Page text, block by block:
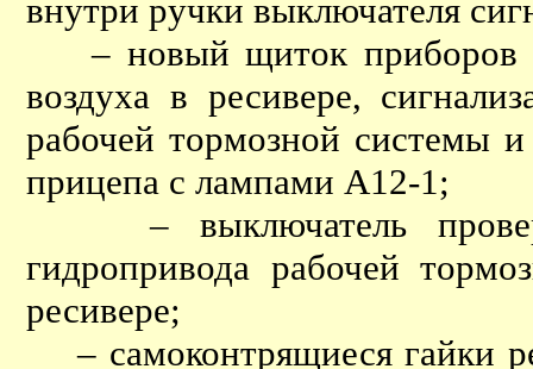
внутри ручки выключателя
– новый щиток приборов
воздуха в ресивере,
рабочей тормозной системы и
прицепа с лампами А12-1;
– выключатель
гидропривода рабочей
ресивере;
– самоконтрящиеся гайки